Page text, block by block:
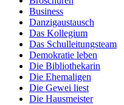
Business
Danzigaustausch
Das Kollegium
Das Schulleitungsteam
Demokratie leben
Die Bibliothekarin
Die Ehemaligen
Die Gewei liest
Die Hausmeister